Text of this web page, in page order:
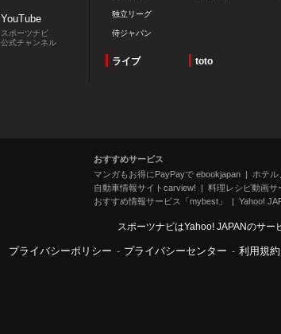
YouTube
スポーツナビ
公式チャンネル
独立リーグ
侍ジャパン
ライブ toto
おすすめサービス
マンガもお得にPayPayで ebookjapan
ホテ
自動車情報サイトcarview!
料理レシピ動画サ
おすすめ情報サービス「mybest」
Yahoo!
スポーツナビはYahoo! JAPANのサー
プライバシーポリシー - プライバシーセンター - 利用規約